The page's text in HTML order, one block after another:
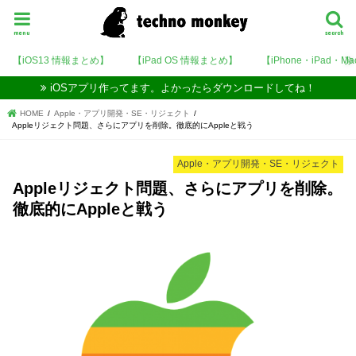
search
menu
【iOS13 情報まとめ】 【iPad OS 情報まとめ】 【iPhone・iPad・
iOSアプリ作ってます。よかったらダウンロードしてね！
HOME
Apple・アプリ開発・SE・リジェクト
Appleリジェクト問題、さらにアプリを削除。徹底的にAppleと戦う
Apple・アプリ開発・SE・リジェクト
Appleリジェクト問題、さらにアプリを削除。
徹底的にAppleと戦う